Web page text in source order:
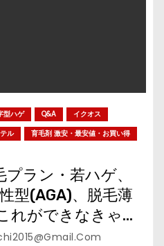
型ハゲ Q&A
イクオス
ル
育毛剤 激安・最安値・お買い得
ラン・若ハゲ、
型(AGA)、脱毛薄
れができなきゃス